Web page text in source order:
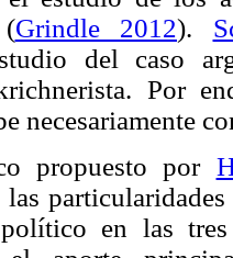
(Grindle 2012).
del caso
Por
necesariamente
propuesto por
en las